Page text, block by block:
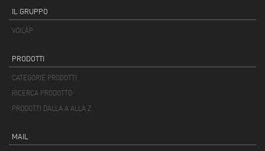
IL GRUPPO
VOILÀP
PRODOTTI
CATEGORIE PRODOTTI
RICERCA PRODOTTO
PRODOTTI DALLA A ALLA Z
MAIL